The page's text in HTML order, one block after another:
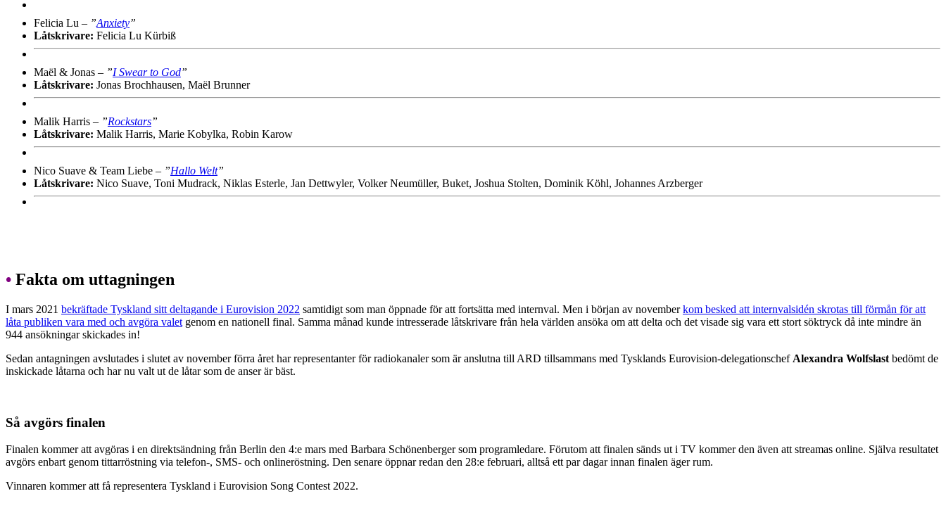
Felicia Lu – ”Anxiety”
Låtskrivare: Felicia Lu Kürbiß
Maël & Jonas – ”I Swear to God”
Låtskrivare: Jonas Brochhausen, Maël Brunner
Malik Harris – ”Rockstars”
Låtskrivare: Malik Harris, Marie Kobylka, Robin Karow
Nico Suave & Team Liebe – ”Hallo Welt”
Låtskrivare: Nico Suave, Toni Mudrack, Niklas Esterle, Jan Dettwyler, Volker Neumüller, Buket, Joshua Stolten, Dominik Köhl, Johannes Arzberger
• Fakta om uttagningen
I mars 2021 bekräftade Tyskland sitt deltagande i Eurovision 2022 samtidigt som man öppnade för att fortsätta med internval. Men i början av novemberkom besked att internvalsidén skrotas till förmån för att
låta publiken vara med och avgöra valet genom en nationell final. Samma månad kunde intresserade låtskrivare från hela världen ansöka om att delta och det visade sig vara ett stort söktryck då inte mindre än
944 ansökningar skickades in!
Sedan antagningen avslutades i slutet av november förra året har representanter för radiokanaler som är anslutna till ARD tillsammans med Tysklands Eurovision-delegationschef Alexandra Wolfslast bedömt de
inskickade låtarna och har nu valt ut de låtar som de anser är bäst.
Så avgörs finalen
Finalen kommer att avgöras i en direktsändning från Berlin den 4:e mars med Barbara Schönenberger som programledare. Förutom att finalen sänds ut i TV kommer den även att streamas online. Själva resultatet
avgörs enbart genom tittarröstning via telefon-, SMS- och onlineröstning. Den senare öppnar redan den 28:e februari, alltså ett par dagar innan finalen äger rum.
Vinnaren kommer att få representera Tyskland i Eurovision Song Contest 2022.